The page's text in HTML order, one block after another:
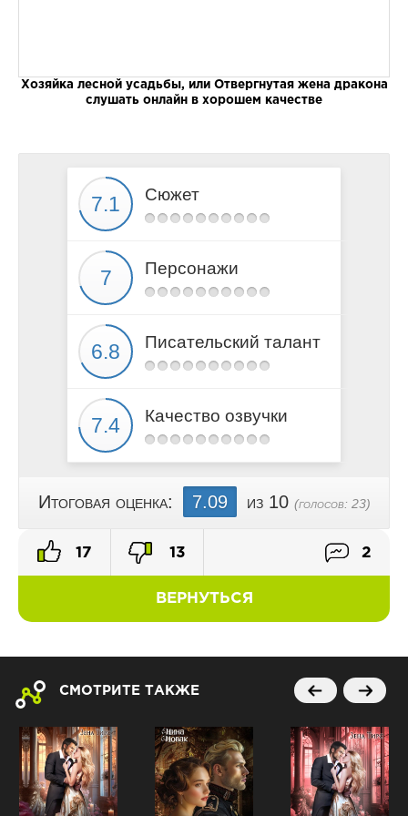
Хозяйка лесной усадьбы, или Отвергнутая жена дракона
слушать онлайн в хорошем качестве
Сюжет
Персонажи
Писательский талант
Качество озвучки
Итоговая оценка: 7.09 из 10 (голосов: 23)
ВЕРНУТЬСЯ
17 13 2
СМОТРИТЕ ТАКЖЕ